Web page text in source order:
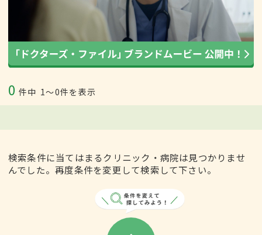
0 件中 1〜0件を表示
検索条件に当てはまるクリニック・病院は見つかりませ
んでした。再度条件を変更して検索して下さい。